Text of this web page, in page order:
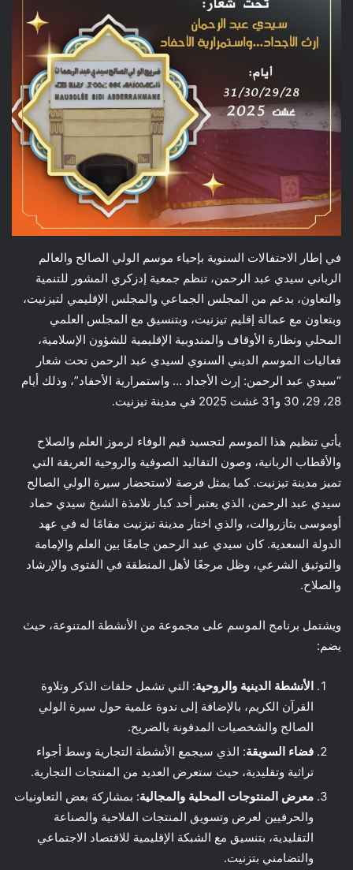
في إطار الاحتفالات السنوية بإحياء موسم الولي الصالح والعالم
الرباني سيدي عبد الرحمن، تنظم جمعية إدزكري المشور للتنمية
والتعاون، بدعم من المجلس الجماعي والمجلس الإقليمي لتيزنيت،
وبتعاون مع عمالة إقليم تيزنيت، وبتنسيق مع المجلس العلمي
المحلي ونظارة الأوقاف والمندوبية الإقليمية للشؤون الإسلامية،
فعاليات الموسم الديني السنوي لسيدي عبد الرحمن تحت شعار
“سيدي عبد الرحمن: إرث الأجداد … واستمرارية الأحفاد”، وذلك أيام
28، 29، 30 و31 غشت 2025 في مدينة تيزنيت.
يأتي تنظيم هذا الموسم لتجسيد قيم الوفاء لرموز العلم والصلاح
والأقطاب الربانية، وصون التقاليد الصوفية والروحية العريقة التي
تميز مدينة تيزنيت. كما يمثل فرصة لاستحضار سيرة الولي الصالح
سيدي عبد الرحمن، الذي يعتبر أحد كبار تلامذة الشيخ سيدي حماد
أوموسى بتازروالت، والذي اختار مدينة تيزنيت مقامًا له في عهد
الدولة السعدية. كان سيدي عبد الرحمن جامعًا بين العلم والإمامة
والتوثيق الشرعي، وظل مرجعًا لأهل المنطقة في الفتوى والإرشاد
والصلاح.
ويشتمل برنامج الموسم على مجموعة من الأنشطة المتنوعة، حيث
يضم:
الأنشطة الدينية والروحية: التي تشمل حلقات الذكر وتلاوة
القرآن الكريم، بالإضافة إلى ندوة علمية حول سيرة الولي
الصالح والشخصيات المدفونة بالضريح.
فضاء السويقة: الذي سيجمع الأنشطة التجارية وسط أجواء
تراثية وتقليدية، حيث ستعرض العديد من المنتجات التجارية.
معرض المنتوجات المحلية والمجالية: بمشاركة بعض التعاونيات
والحرفيين لعرض وتسويق المنتجات الفلاحية والصناعة
التقليدية، بتنسيق مع الشبكة الإقليمية للاقتصاد الاجتماعي
والتضامني بتزنيت.